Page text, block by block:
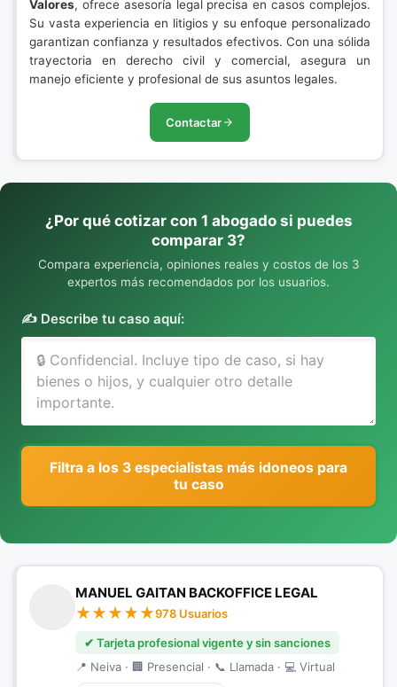
Valores, ofrece asesoría legal precisa en casos complejos.
Su vasta experiencia en litigios y su enfoque personalizado
garantizan confianza y resultados efectivos. Con una sólida
trayectoria en derecho civil y comercial, asegura un
manejo eficiente y profesional de sus asuntos legales.
Contactar
¿Por qué cotizar con 1 abogado si puedes
comparar 3?
Compara experiencia, opiniones reales y costos de los 3
expertos más recomendados por los usuarios.
✍️ Describe tu caso aquí:
Filtra a los 3 especialistas más idoneos para
tu caso
MANUEL GAITAN BACKOFFICE LEGAL
978 Usuarios
✔ Tarjeta profesional vigente y sin sanciones
📍 Neiva · 🏢 Presencial · 📞 Llamada · 💻 Virtual